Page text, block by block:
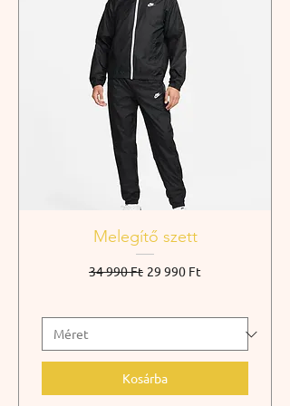
Melegítő szett
Szokásos ár
34 990 Ft Akciós ár
29 990 Ft
Kosárba